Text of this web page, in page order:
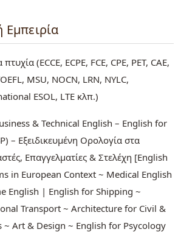
Εμπειρία
(ECCE, ECPE, FCE, CPE, PET, CAE,
MSU, NOCN, LRN, NYLC,
ESOL, LTE κλπ.)
& Technical English – English for
– Εξειδικευμένη Ορολογία στα
Επαγγελματίες & Στελέχη [English
in European Context ~ Medical English
English | English for Shipping ~
Transport ~ Architecture for Civil &
~ Art & Design ~ English for Psycology